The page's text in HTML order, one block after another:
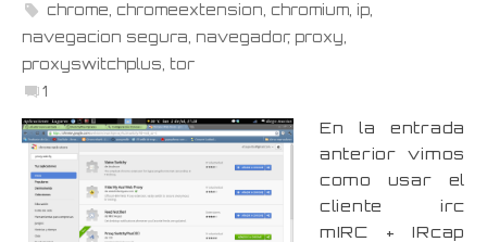
chrome chromeextension chromium, ip,
navegacion segura navegador, proxy
proxyswitchplus
tor
1
En la entrada
anterior vimos
como usar el
cliente irc
mIRC + IRcap